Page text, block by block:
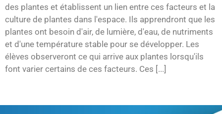
des plantes et établissent un lien entre ces facteurs et la
culture de plantes dans l'espace. Ils apprendront que les
plantes ont besoin d'air, de lumière, d'eau, de nutriments
et d'une température stable pour se développer. Les
élèves observeront ce qui arrive aux plantes lorsqu'ils
font varier certains de ces facteurs. Ces [...]